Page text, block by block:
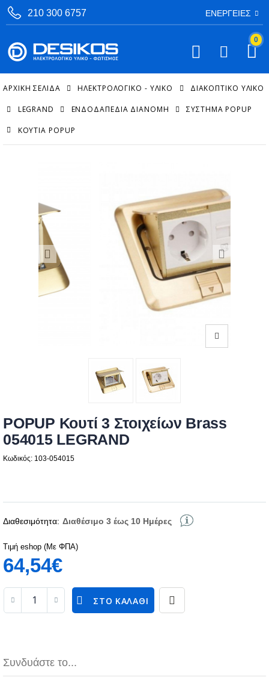
210 300 6757 ΕΝΈΡΓΕΙΕΣ
0
ΑΡΧΙΚΉ ΣΕΛΊΔΑ ΗΛΕΚΤΡΟΛΟΓΙΚΟ - ΥΛΙΚΟ ΔΙΑΚΟΠΤΙΚΌ ΥΛΙΚΌ
LEGRAND ΕΝΔΟΔΑΠΈΔΙΑ ΔΙΑΝΟΜΉ ΣΎΣΤΗΜΑ POPUP
ΚΟΥΤΙΆ POPUP
POPUP Κουτί 3 Στοιχείων Brass
054015 LEGRAND
Κωδικός: 103-054015
Διαθεσιμότητα: Διαθέσιμο 3 έως 10 Ημέρες
Τιμή eshop (Με ΦΠΑ)
64,54€
ΣΤΟ ΚΑΛΆΘΙ
Συνδυάστε το...